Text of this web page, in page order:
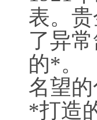
表。
了异
的*。
名望
*打造